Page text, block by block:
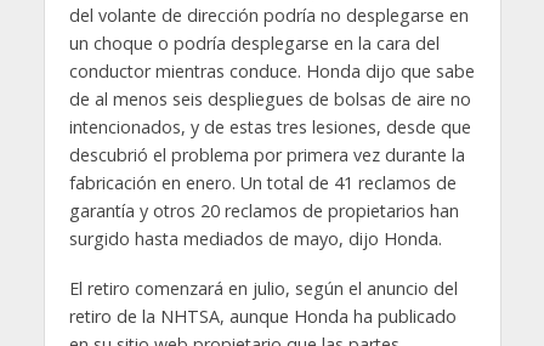
del volante de dirección podría no desplegarse en
un choque o podría desplegarse en la cara del
conductor mientras conduce. Honda dijo que sabe
de al menos seis despliegues de bolsas de aire no
intencionados, y de estas tres lesiones, desde que
descubrió el problema por primera vez durante la
fabricación en enero. Un total de 41 reclamos de
garantía y otros 20 reclamos de propietarios han
surgido hasta mediados de mayo, dijo Honda.
El retiro comenzará en julio, según el anuncio del
retiro de la NHTSA, aunque Honda ha publicado